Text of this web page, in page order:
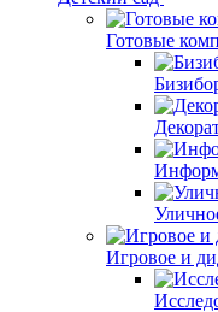
Готовые
Игровое и